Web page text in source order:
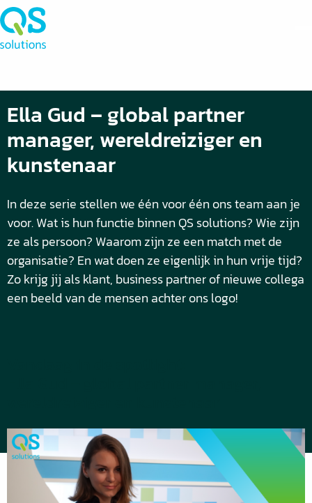
Ella Gud – global partner
manager, wereldreiziger en
kunstenaar
In deze serie stellen we één voor één ons team aan je
voor. Wat is hun functie binnen QS solutions? Wie zijn
ze als persoon? Waarom zijn ze een match met de
organisatie? En wat doen ze eigenlijk in hun vrije tijd?
Zo krijg jij als klant, business partner of nieuwe collega
een beeld van de mensen achter ons logo!